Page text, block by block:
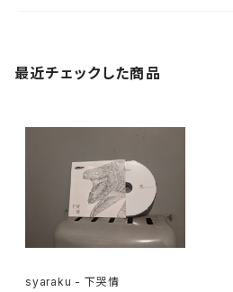
最近チェックした商品
syaraku - 下哭情